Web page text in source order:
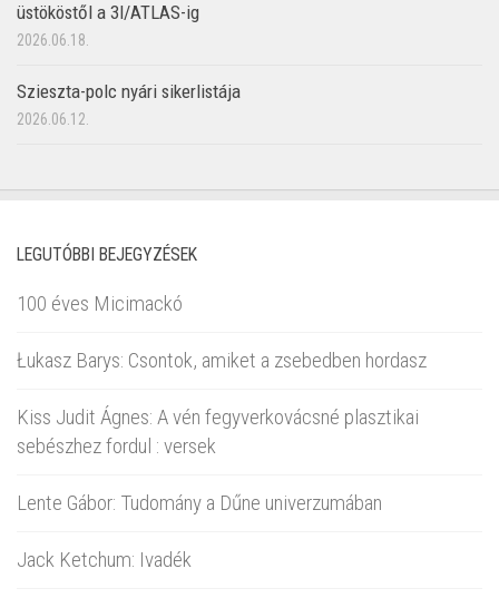
üstököstől a 3I/ATLAS-ig
2026.06.18.
Szieszta-polc nyári sikerlistája
2026.06.12.
LEGUTÓBBI BEJEGYZÉSEK
100 éves Micimackó
Łukasz Barys: Csontok, amiket a zsebedben hordasz
Kiss Judit Ágnes: A vén fegyverkovácsné plasztikai
sebészhez fordul : versek
Lente Gábor: Tudomány a Dűne univerzumában
Jack Ketchum: Ivadék